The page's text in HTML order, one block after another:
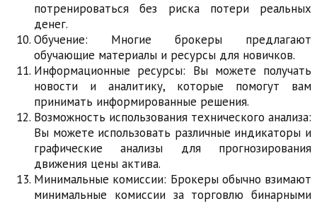
потренироваться без риска потери реальных
денег.
Обучение: Многие брокеры предлагают
обучающие материалы и ресурсы для новичков.
Информационные ресурсы: Вы можете получать
новости и аналитику, которые помогут вам
принимать информированные решения.
Возможность использования технического анализа:
Вы можете использовать различные индикаторы и
графические анализы для прогнозирования
движения цены актива.
Минимальные комиссии: Брокеры обычно взимают
минимальные комиссии за торговлю бинарными